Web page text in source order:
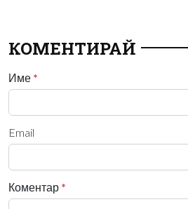
КОМЕНТИРАЙ
Име *
Email
Коментар *